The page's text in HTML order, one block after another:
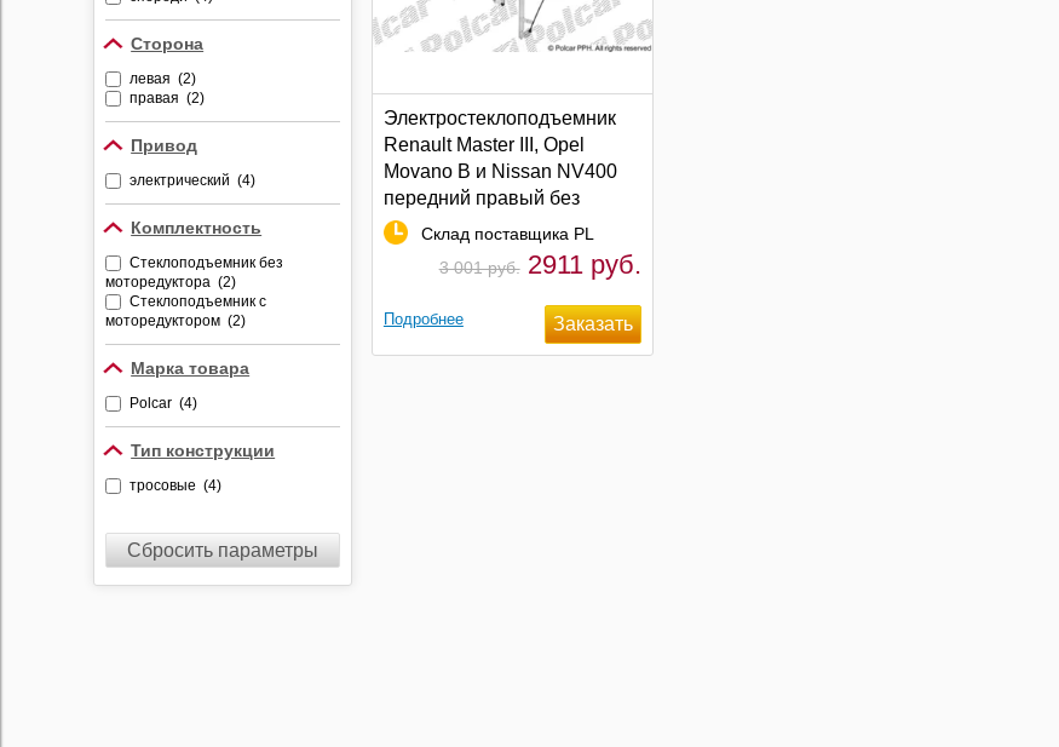
Сторона
левая (2)
правая (2)
Привод
электрический (4)
Комплектность
Стеклоподъемник без
моторедуктора (2)
Стеклоподъемник с
моторедуктором (2)
Марка товара
Polcar (4)
Тип конструкции
тросовые (4)
Сбросить параметры
Электростеклоподъемник
Renault Master III, Opel
Movano B и Nissan NV400
передний правый без
моторедуктора | Polcar
Склад поставщика PL
3 001 руб. 2911 руб.
Подробнее